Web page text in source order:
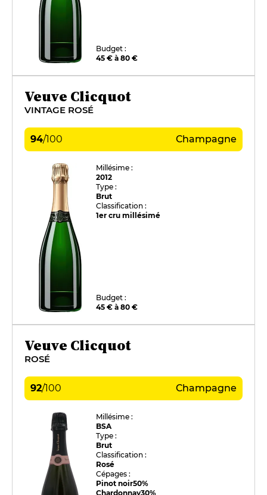
Budget :
45 € à 80 €
Veuve Clicquot
VINTAGE ROSÉ
94/100 Champagne
Millésime :
2012
Type :
Brut
Classification :
1er cru millésimé
Budget :
45 € à 80 €
Veuve Clicquot
ROSÉ
92/100 Champagne
Millésime :
BSA
Type :
Brut
Classification :
Rosé
Cépages :
Pinot noir50%
Chardonnay30%